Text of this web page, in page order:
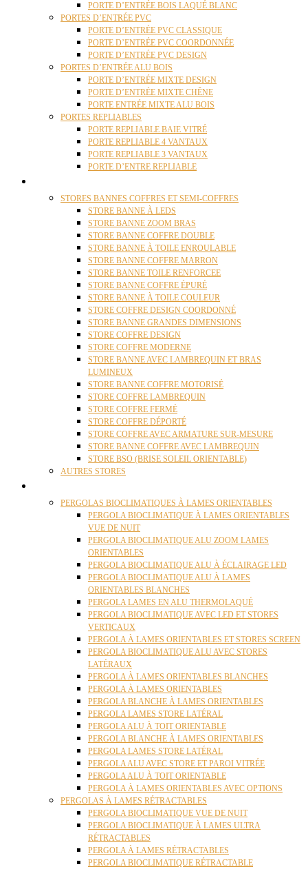
PORTE D’ENTRÉE BOIS LAQUÉ BLANC
PORTES D’ENTRÉE PVC
PORTE D’ENTRÉE PVC CLASSIQUE
PORTE D’ENTRÉE PVC COORDONNÉE
PORTE D’ENTRÉE PVC DESIGN
PORTES D’ENTRÉE ALU BOIS
PORTE D’ENTRÉE MIXTE DESIGN
PORTE D’ENTRÉE MIXTE CHÊNE
PORTE ENTRÉE MIXTE ALU BOIS
PORTES REPLIABLES
PORTE REPLIABLE BAIE VITRÉ
PORTE REPLIABLE 4 VANTAUX
PORTE REPLIABLE 3 VANTAUX
PORTE D’ENTRE REPLIABLE
STORES BANNES COFFRES ET SEMI-COFFRES
STORE BANNE À LEDS
STORE BANNE ZOOM BRAS
STORE BANNE COFFRE DOUBLE
STORE BANNE À TOILE ENROULABLE
STORE BANNE COFFRE MARRON
STORE BANNE TOILE RENFORCEE
STORE BANNE COFFRE ÉPURÉ
STORE BANNE À TOILE COULEUR
STORE COFFRE DESIGN COORDONNÉ
STORE BANNE GRANDES DIMENSIONS
STORE COFFRE DESIGN
STORE COFFRE MODERNE
STORE BANNE AVEC LAMBREQUIN ET BRAS
LUMINEUX
STORE BANNE COFFRE MOTORISÉ
STORE COFFRE LAMBREQUIN
STORE COFFRE FERMÉ
STORE COFFRE DÉPORTÉ
STORE COFFRE AVEC ARMATURE SUR-MESURE
STORE BANNE COFFRE AVEC LAMBREQUIN
STORE BSO (BRISE SOLEIL ORIENTABLE)
AUTRES STORES
PERGOLAS BIOCLIMATIQUES À LAMES ORIENTABLES
PERGOLA BIOCLIMATIQUE À LAMES ORIENTABLES
VUE DE NUIT
PERGOLA BIOCLIMATIQUE ALU ZOOM LAMES
ORIENTABLES
PERGOLA BIOCLIMATIQUE ALU À ÉCLAIRAGE LED
PERGOLA BIOCLIMATIQUE ALU À LAMES
ORIENTABLES BLANCHES
PERGOLA LAMES EN ALU THERMOLAQUÉ
PERGOLA BIOCLIMATIQUE AVEC LED ET STORES
VERTICAUX
PERGOLA À LAMES ORIENTABLES ET STORES SCREEN
PERGOLA BIOCLIMATIQUE ALU AVEC STORES
LATÉRAUX
PERGOLA À LAMES ORIENTABLES BLANCHES
PERGOLA À LAMES ORIENTABLES
PERGOLA BLANCHE À LAMES ORIENTABLES
PERGOLA LAMES STORE LATÉRAL
PERGOLA ALU À TOIT ORIENTABLE
PERGOLA BLANCHE À LAMES ORIENTABLES
PERGOLA LAMES STORE LATÉRAL
PERGOLA ALU AVEC STORE ET PAROI VITRÉE
PERGOLA ALU À TOIT ORIENTABLE
PERGOLA À LAMES ORIENTABLES AVEC OPTIONS
PERGOLAS À LAMES RÉTRACTABLES
PERGOLA BIOCLIMATIQUE VUE DE NUIT
PERGOLA BIOCLIMATIQUE À LAMES ULTRA
RÉTRACTABLES
PERGOLA À LAMES RÉTRACTABLES
PERGOLA BIOCLIMATIQUE RÉTRACTABLE